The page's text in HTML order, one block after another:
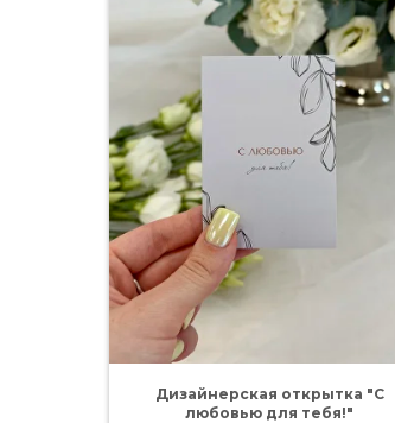
Дизайнерская открытка "С
любовью для тебя!"